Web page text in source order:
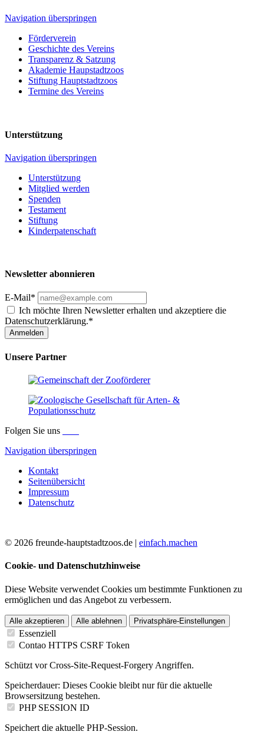
Navigation überspringen
Förderverein
Geschichte des Vereins
Transparenz & Satzung
Akademie Haupstadtzoos
Stiftung Hauptstadtzoos
Termine des Vereins
Unterstützung
Navigation überspringen
Unterstützung
Mitglied werden
Spenden
Testament
Stiftung
Kinderpatenschaft
Newsletter abonnieren
E-Mail*
Ich möchte Ihren Newsletter erhalten und akzeptiere die
Datenschutzerklärung.*
Anmelden
Unsere Partner
Folgen Sie uns
Navigation überspringen
Kontakt
Seitenübersicht
Impressum
Datenschutz
© 2026 freunde-hauptstadtzoos.de | einfach.machen
Cookie- und Datenschutzhinweise
Diese Website verwendet Cookies um bestimmte Funktionen zu
ermöglichen und das Angebot zu verbessern.
Alle akzeptieren Alle ablehnen Privatsphäre-Einstellungen
Essenziell
Contao HTTPS CSRF Token
Schützt vor Cross-Site-Request-Forgery Angriffen.
Speicherdauer: Dieses Cookie bleibt nur für die aktuelle
Browsersitzung bestehen.
PHP SESSION ID
Speichert die aktuelle PHP-Session.